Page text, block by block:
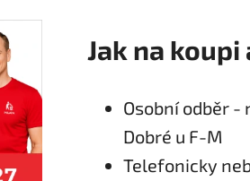
Jak na
Osobní odběr
Dobré u F-M
Telefonicky